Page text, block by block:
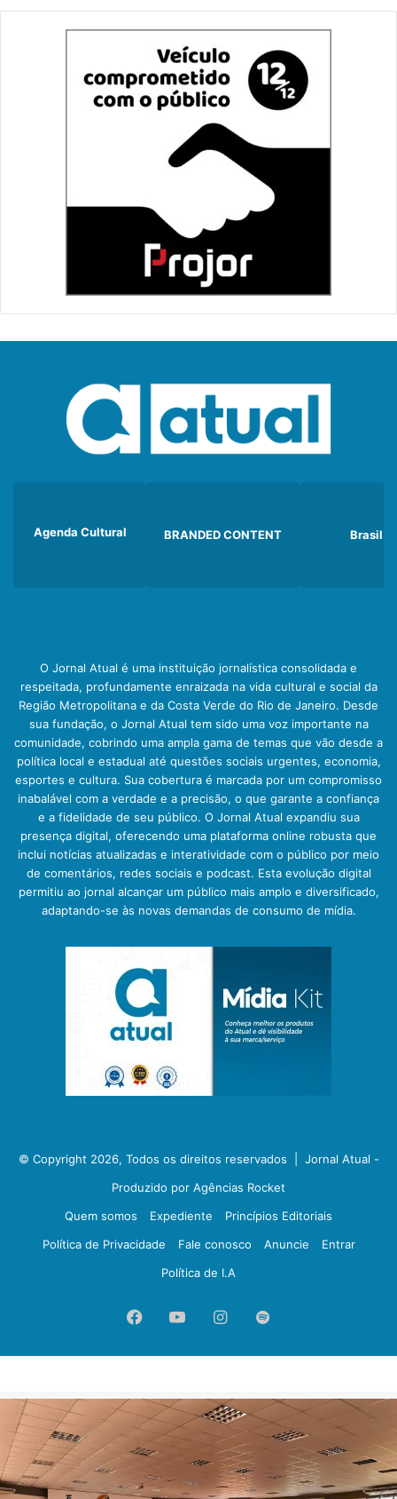
Agenda Cultural BRANDED CONTENT Brasil
O Jornal Atual é uma instituição jornalística consolidada e
respeitada, profundamente enraizada na vida cultural e social da
Região Metropolitana e da Costa Verde do Rio de Janeiro. Desde
sua fundação, o Jornal Atual tem sido uma voz importante na
comunidade, cobrindo uma ampla gama de temas que vão desde a
política local e estadual até questões sociais urgentes, economia,
esportes e cultura. Sua cobertura é marcada por um compromisso
inabalável com a verdade e a precisão, o que garante a confiança
e a fidelidade de seu público. O Jornal Atual expandiu sua
presença digital, oferecendo uma plataforma online robusta que
inclui notícias atualizadas e interatividade com o público por meio
de comentários, redes sociais e podcast. Esta evolução digital
permitiu ao jornal alcançar um público mais amplo e diversificado,
adaptando-se às novas demandas de consumo de mídia.
© Copyright 2026, Todos os direitos reservados | Jornal Atual -
Produzido por Agências Rocket
Quem somos
Expediente
Princípios Editoriais
Política de Privacidade
Fale conosco Anuncie
Entrar
Política de I.A
FacebookYouTubeInstagram
Spotify